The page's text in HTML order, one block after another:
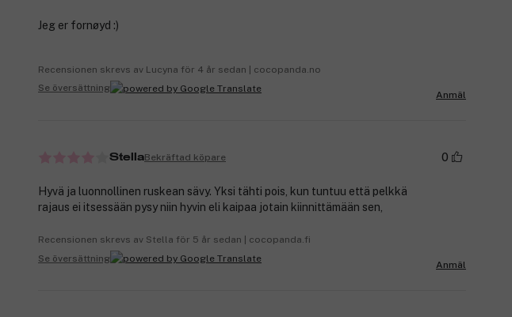
Jeg er fornøyd :)
Recensionen skrevs av Lucyna för 4 år sedan | cocopanda.no
Se översättning
Anmäl
StellaBekräftad köpare 0
Hyvä ja luonnollinen ruskean sävy. Yksi tähti pois, kun tuntuu että pelkkä
rajaus ei itsessään pysy niin hyvin eli kaipaa jotain kiinnittämään sen,
Recensionen skrevs av Stella för 5 år sedan | cocopanda.fi
Se översättning
Anmäl